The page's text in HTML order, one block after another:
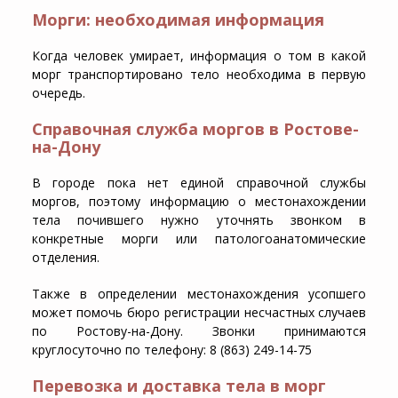
Морги: необходимая информация
Когда человек умирает, информация о том в какой
морг транспортировано тело необходима в первую
очередь.
Справочная служба моргов в Ростове-
на-Дону
В городе пока нет единой справочной службы
моргов, поэтому информацию о местонахождении
тела почившего нужно уточнять звонком в
конкретные морги или патологоанатомические
отделения.
Также в определении местонахождения усопшего
может помочь бюро регистрации несчастных случаев
по Ростову-на-Дону. Звонки принимаются
круглосуточно по телефону: 8 (863) 249-14-75
Перевозка и доставка тела в морг